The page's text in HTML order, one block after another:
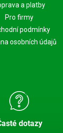
a platby
Pro firmy
podmínky
osobních údajů
dotazy